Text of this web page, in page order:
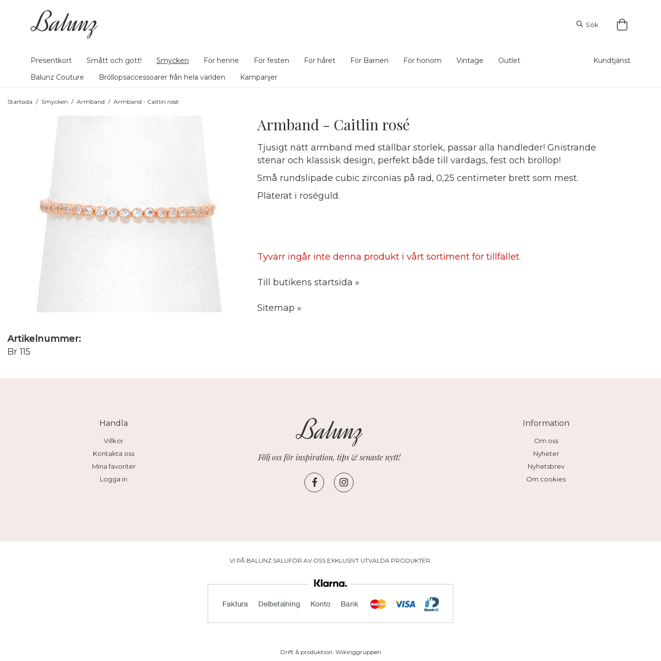
Sök
Presentkort Smått och gott! Smycken För henne För festen För håret För Barnen För honom Vintage
Outlet
Balunz Couture
Bröllopsaccessoarer från hela världen Kampanjer
Kundtjänst
Startsida / Smycken / Armband / Armband - Caitlin rosé
Armband - Caitlin rosé
Tjusigt nätt armband med ställbar storlek, passar alla handleder! Gnistrande
stenar och klassisk design, perfekt både till vardags, fest och bröllop!
Små rundslipade cubic zirconias på rad, 0,25 centimeter brett som mest.
Pläterat i roséguld.
Tyvärr ingår inte denna produkt i vårt sortiment för tillfället.
Till butikens startsida »
Sitemap »
Artikelnummer:
Br 115
Handla
Villkor
Kontakta oss
Mina favoriter
Logga in
Följ oss för inspiration, tips & senaste nytt!
Information
Om oss
Nyheter
Nyhetsbrev
Om cookies
VI PÅ BALUNZ SALUFÖR AV OSS EXKLUSIVT UTVALDA PRODUKTER.
Drift & produktion: Wikinggruppen